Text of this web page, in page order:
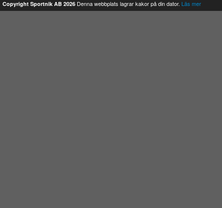
Copyright Sportnik AB 2026 Denna webbplats lagrar kakor på din dator. Läs mer